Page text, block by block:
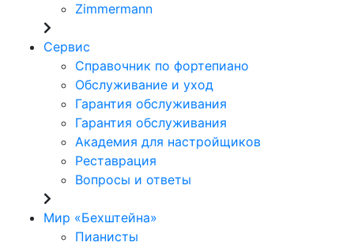
Zimmermann
Сервис
Справочник по фортепиано
Обслуживание и уход
Гарантия обслуживания
Гарантия обслуживания
Академия для настройщиков
Реставрация
Вопросы и ответы
Мир «Бехштейна»
Пианисты